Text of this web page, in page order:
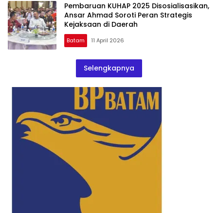
Pembaruan KUHAP 2025 Disosialisasikan,
Ansar Ahmad Soroti Peran Strategis
Kejaksaan di Daerah
Batam 11 April 2026
Selengkapnya